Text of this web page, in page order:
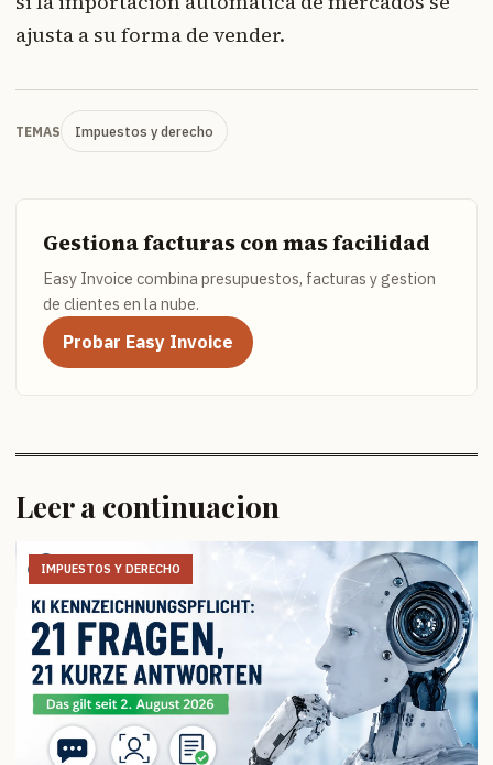
ajusta a su forma de vender.
TEMAS Impuestos y derecho
Gestiona facturas con mas facilidad
Easy Invoice combina presupuestos, facturas y gestion
de clientes en la nube.
Probar Easy Invoice
Leer a continuacion
IMPUESTOS Y DERECHO